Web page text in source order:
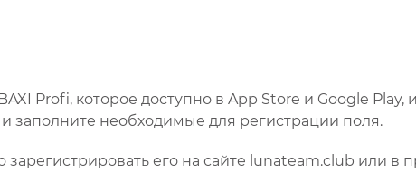
Profi, которое доступно в App Store и Google Play,
заполните необходимые для регистрации поля.
его на сайте lunateam.club или в